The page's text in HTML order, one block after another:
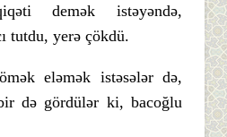
demək istəyəndə,
tutdu, yerə çökdü.
eləmək istəsələr də,
də gördülər ki, bacoğlu